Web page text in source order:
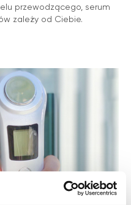
przewodzącego, serum
zależy od Ciebie.